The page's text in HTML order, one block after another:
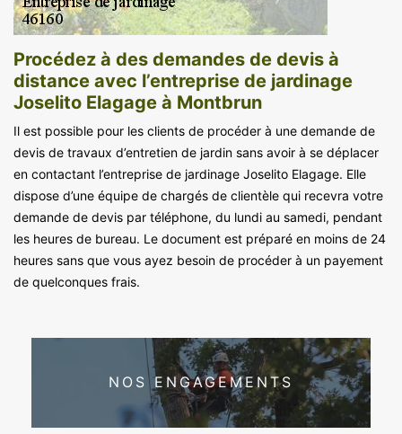
Procédez à des demandes de devis à
distance avec l’entreprise de jardinage
Joselito Elagage à Montbrun
Il est possible pour les clients de procéder à une demande de
devis de travaux d’entretien de jardin sans avoir à se déplacer
en contactant l’entreprise de jardinage Joselito Elagage. Elle
dispose d’une équipe de chargés de clientèle qui recevra votre
demande de devis par téléphone, du lundi au samedi, pendant
les heures de bureau. Le document est préparé en moins de 24
heures sans que vous ayez besoin de procéder à un payement
de quelconques frais.
NOS ENGAGEMENTS